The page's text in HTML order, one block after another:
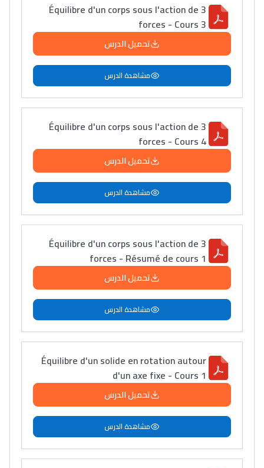
باش تقدر تساعد الناس
يلقاو التوازن من الدّاخل
ومن الخارج، بشرى
أمسكين بنات مسارها
خطوة بخطوة - مترجم
القراية و الخدمة فمجال
تقويم البصر مع المختصّة
مريم الزواكي
مسار عبد العزيز فتيشي،
المبدع فمجال الديكور و
النحت اللي كيحلم يحيي
أكادير أوفلا
سقطت فالباك و سنة
إلياس أريدال، إطار
فمنظّمة دولية
مهنة التّرجمة، العمل
التّطوّعي، التّشبيك و
أشياء أخرى مع مامودو
سامورا
بطلة المغرب فالقفز
الطولي، ملاك البردع
كتحكي على تجربتها
فالرّياضة و الدّراسة
Équilibre d'un corps sous l'action de 3
forces - Cours 3
تحميل الدرس
مشاهدة الدرس
Équilibre d'un corps sous l'action de 3
forces - Cours 4
تحميل الدرس
مشاهدة الدرس
Équilibre d'un corps sous l'action de 3
forces - Résumé de cours 1
تحميل الدرس
مشاهدة الدرس
Équilibre d'un solide en rotation autour
d'un axe fixe - Cours 1
تحميل الدرس
مشاهدة الدرس